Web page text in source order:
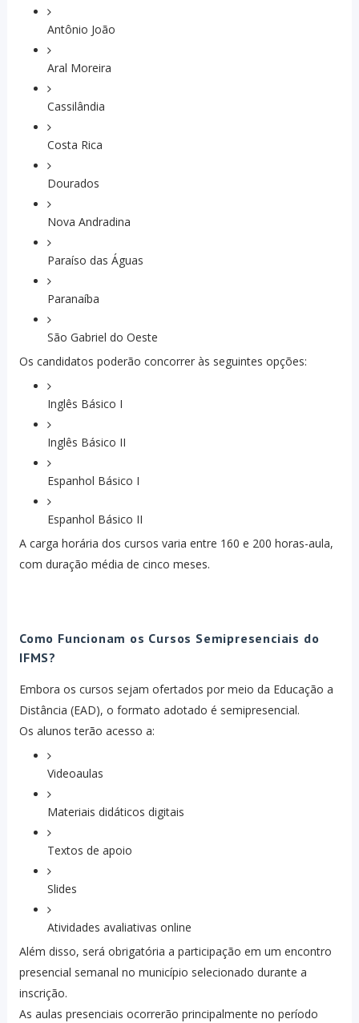
Antônio João
Aral Moreira
Cassilândia
Costa Rica
Dourados
Nova Andradina
Paraíso das Águas
Paranaíba
São Gabriel do Oeste
Os candidatos poderão concorrer às seguintes opções:
Inglês Básico I
Inglês Básico II
Espanhol Básico I
Espanhol Básico II
A carga horária dos cursos varia entre 160 e 200 horas-aula,
com duração média de cinco meses.
Como Funcionam os Cursos Semipresenciais do
IFMS?
Embora os cursos sejam ofertados por meio da Educação a
Distância (EAD), o formato adotado é semipresencial.
Os alunos terão acesso a:
Videoaulas
Materiais didáticos digitais
Textos de apoio
Slides
Atividades avaliativas online
Além disso, será obrigatória a participação em um encontro
presencial semanal no município selecionado durante a
inscrição.
As aulas presenciais ocorrerão principalmente no período